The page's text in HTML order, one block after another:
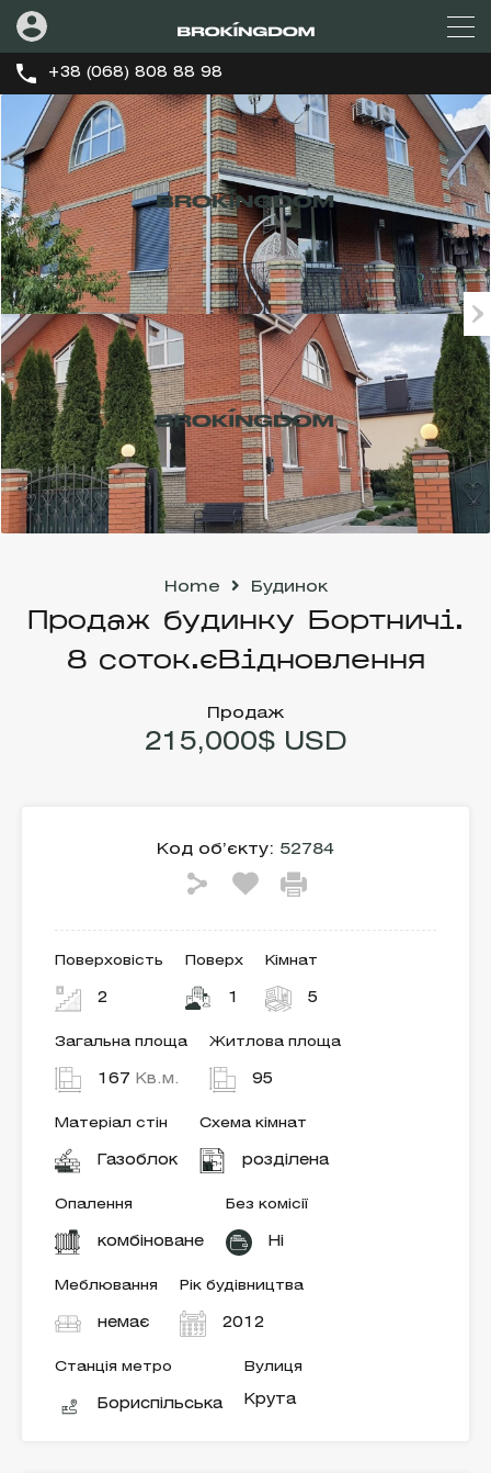
+38 (068) 808 88 98
Home Будинок
Продаж будинку Бортничі.
8 соток.єВідновлення
Продаж
215,000$ USD
Код об’єкту: 52784
Поверховість
2
Поверх
1
Кімнат
5
Загальна площа
167 Кв.м.
Житлова площа
95
Матеріал стін
Газоблок
Схема кімнат
розділена
Опалення
комбіноване
Без комісії
Ні
Меблювання
немає
Рік будівництва
2012
Станція метро
Бориспільська
Вулиця
Крута